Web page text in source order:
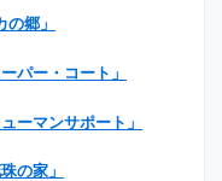
郷」
パー・コート」
ーマンサポート」
の家」